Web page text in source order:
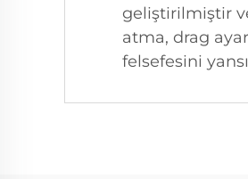
geliştirilmiştir
atma, drag
felsefesini